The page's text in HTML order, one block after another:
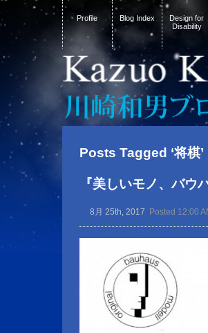
Profile Blog Index
Design for
Disability
Posts Tagged ‘将棋’
『美しいモノ、バウ
8月 25th, 2017 Posted 12:00